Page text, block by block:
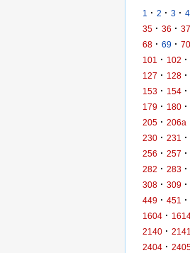
1 · 2 · 3 · 4
35 · 36 · 37
68 · 69 · 70
101
· 102 ·
127 · 128 ·
153 · 154 ·
179 · 180 ·
205 · 206a
230 · 231 ·
256 · 257 ·
282 · 283 ·
308 · 309 ·
449 · 451 ·
1604 ·
2140 · 2141
2404 ·